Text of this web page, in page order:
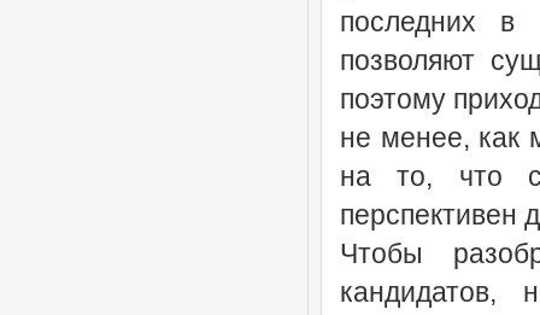
последних
позволяют
поэтому
не менее, как
на то, что
перспективен
Чтобы
кандидатов,